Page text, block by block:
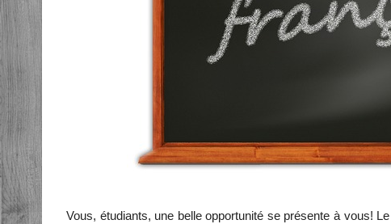
Vous, étudiants, une belle opportunité se présente à vous!